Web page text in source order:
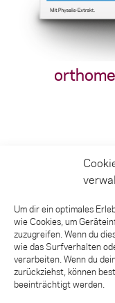
Um dir ein optimales
wie Cookies, um
zuzugreifen. Wenn du
wie das Surfverhalten
verarbeiten. Wenn du
zurückziehst, können
beeinträchtigt werden.
Kontakt
Impressum